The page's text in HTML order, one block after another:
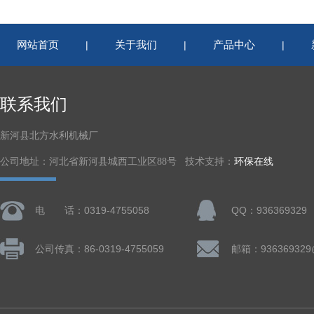
网站首页 | 关于我们 | 产品中心 |
联系我们
新河县北方水利机械厂
公司地址：河北省新河县城西工业区88号 技术支持： 环保在线
电 话：0319-4755058 QQ：936369329
公司传真：86-0319-4755059 邮箱：